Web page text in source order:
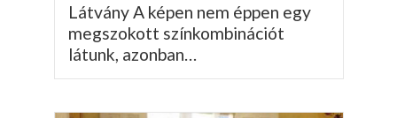
Látvány A képen nem éppen egy
megszokott színkombinációt
látunk, azonban…